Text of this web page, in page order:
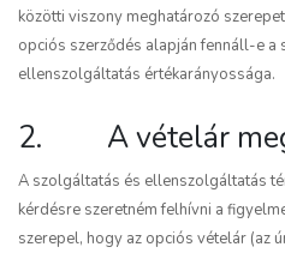
közötti viszony meghatározó
opciós szerződés alapján fennáll-e a
ellenszolgáltatás értékarányossága.
2. A vételár
A szolgáltatás és ellenszolgáltatás
kérdésre szeretném felhívni a
szerepel, hogy az opciós vételár (az